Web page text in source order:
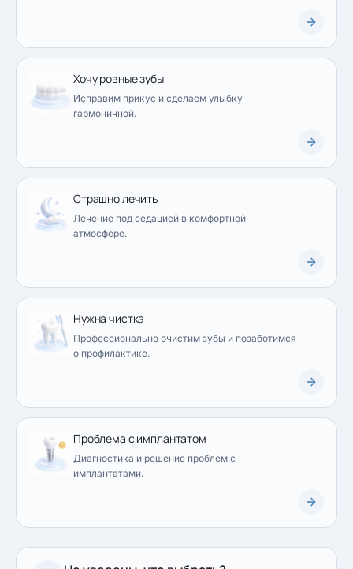
Хочу ровные зубы
Исправим прикус и сделаем улыбку
гармоничной.
Страшно лечить
Лечение под седацией в комфортной
атмосфере.
Нужна чистка
Профессионально очистим зубы и позаботимся
о профилактике.
Проблема с имплантатом
Диагностика и решение проблем с
имплантатами.